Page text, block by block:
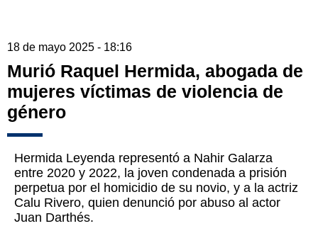
18 de mayo 2025 - 18:16
Murió Raquel Hermida, abogada de
mujeres víctimas de violencia de
género
Hermida Leyenda representó a Nahir Galarza
entre 2020 y 2022, la joven condenada a prisión
perpetua por el homicidio de su novio, y a la actriz
Calu Rivero, quien denunció por abuso al actor
Juan Darthés.